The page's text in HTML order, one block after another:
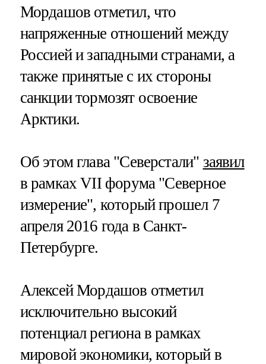
Мордашов отметил, что
напряженные отношений между
Россией и западными странами, а
также принятые с их стороны
санкции тормозят освоение
Арктики.
Об этом глава "Северстали" заявил
в рамках VII форума "Северное
измерение", который прошел 7
апреля 2016 года в Санкт-
Петербурге.
Алексей Мордашов отметил
исключительно высокий
потенциал региона в рамках
мировой экономики, который в